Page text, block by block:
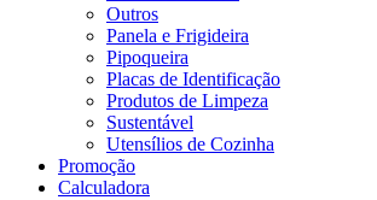
Outros
Panela e Frigideira
Pipoqueira
Placas de Identificação
Produtos de Limpeza
Sustentável
Utensílios de Cozinha
Promoção
Calculadora